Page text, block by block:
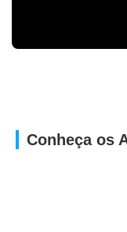
Conheça os